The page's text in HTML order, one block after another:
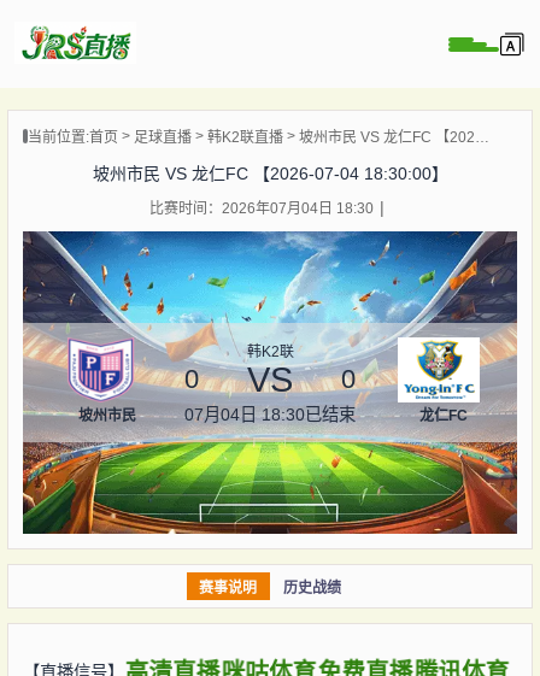
播
像
讯
直播
当前位置:首页 足球直播 韩K2联直播 坡州市民 VS 龙仁FC 【2026-07-04 18:30:00】
坡州市民 VS 龙仁FC 【2026-07-04 18:30:00】
比赛时间：2026年07月04日 18:30
坡州市民
韩K2联
0 VS 0
07月04日 18:30已结束 龙仁FC
赛事说明 历史战绩
【直播信号】